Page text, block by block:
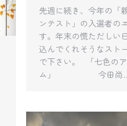
先週に続き、今年の「
ンテスト」の入選者の
す。年末の慌ただしい
込んでくれそうなスト
で下さい。 「七色の
ム」 今田尚